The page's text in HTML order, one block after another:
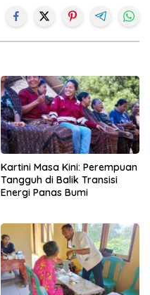
Kartini Masa Kini: Perempuan
Tangguh di Balik Transisi
Energi Panas Bumi